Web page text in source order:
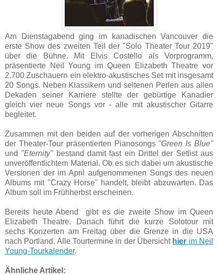
Am Dienstagabend ging im kanadischen Vancouver die
erste Show des zweiten Teil der "Solo Theater Tour 2019"
über die Bühne. Mit Elvis Costello als Vorprogramm,
präsentierte Neil Young im Queen Elizabeth Theatre vor
2.700 Zuschauern ein elektro-akustisches Set mit insgesamt
20 Songs. Neben Klassikern und seltenen Perlen aus allen
Dekaden seiner Karriere stellte der gebürtige Kanadier
gleich vier neue Songs vor - alle mit akustischer Gitarre
begleitet.
Zusammen mit den beiden auf der vorherigen Abschnitten
der Theater-Tour präsentierten Pianosongs "Green Is Blue"
und "Eternity" bestand damit fast ein Drittel der Setlist aus
unveröffentlichtem Material. Ob es sich dabei um akustische
Versionen der im April aufgenommenen Songs des neuen
Albums mit "Crazy Horse" handelt, bleibt abzuwarten. Das
Album soll im Frühherbst erscheinen.
Bereits heute Abend gibt es die zweite Show im Queen
Elizabeth Theatre. Danach führt die kurze Solotour mit
sechs Konzerten am Freitag über die Grenze in die USA
nach Portland. Alle Tourtermine in der Übersicht hier im Neil
Young-Tourkalender.
Ähnliche Artikel: